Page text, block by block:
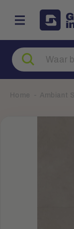
Zoeken
naar
producten
Home Ambiant